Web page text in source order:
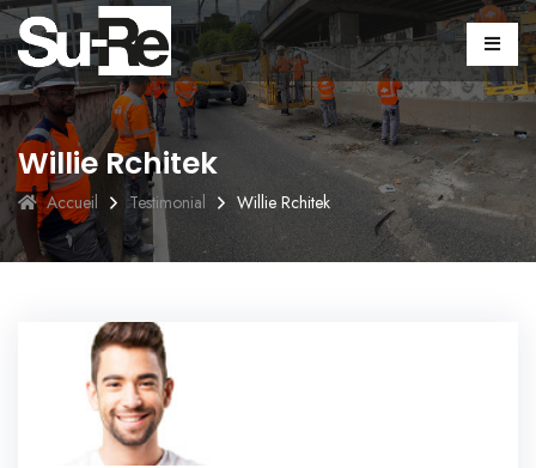
Willie Rchitek
Accueil Testimonial Willie Rchitek